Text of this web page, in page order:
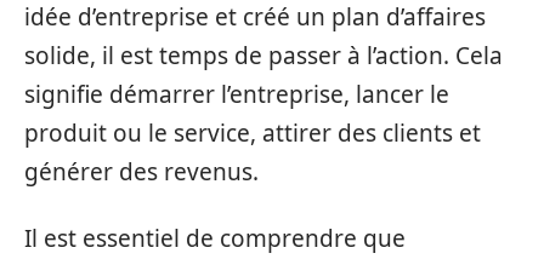
idée d’entreprise et créé un plan d’affaires
solide, il est temps de passer à l’action. Cela
signifie démarrer l’entreprise, lancer le
produit ou le service, attirer des clients et
générer des revenus.
Il est essentiel de comprendre que